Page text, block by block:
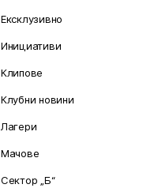
Ексклузивно
Инициативи
Клипове
Клубни новини
Лагери
Мачове
Сектор „Б“